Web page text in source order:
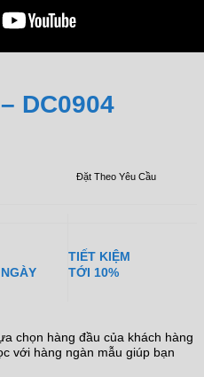
DC0904
Đặt Theo Yêu Cầu
TIẾT KIỆM
TỚI 10%
chọn hàng đầu của khách hàng
với hàng ngàn mẫu giúp bạn